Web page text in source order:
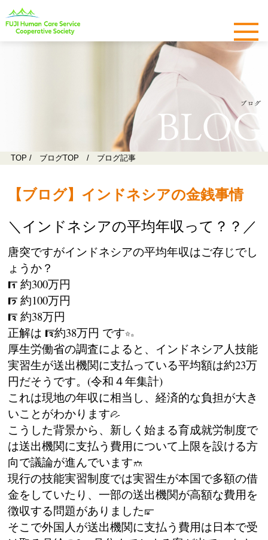
TOP / ブログTOP / ブログ記事
【ブログ】インドネシアの金銭事情
＼インドネシアの平均年収って？？／
唐突ですがインドネシアの平均年収はご存じでし
ょうか？
約300万円
約100万円
約38万円
正解は
約38万円 です
厚生労働省の調査によると、インドネシア人技能
実習生が送出機関に支払っている平均額は約23万
円だそうです。(令和４年集計)
これは現地の年収に相当し、経済的な負担が大き
いことがわかります
こうした背景から、新しく始まる育成就労制度で
は送出機関に支払う費用について上限を設ける方
向で議論が進んでいます
現行の技能実習制度では実習生が本国で多額の借
金をしていたり、一部の送出機関が高額な費用を
徴収する問題がありました
そこで外国人が送出機関に支払う費用は日本で受